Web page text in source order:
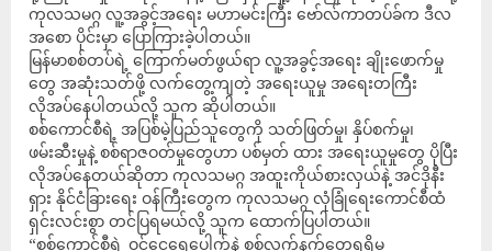
ကုလသမဂ္ဂ လူ့အခွင့်အရေး မဟာမင်းကြီး ဗော်လ်ကာတပ်ခ်က ဒီလ
အစော ပိုင်းမှာ ပြောကြားခဲ့ပါတယ်။
မြန်မာစစ်တပ်ရဲ့ ကြောက်မတ်ဖွယ်ရာ လူ့အခွင့်အရေး ချိုးဖောက်မှု
တွေ အဆုံးသတ်ဖို့ လက်တွေ့ကျတဲ့ အရေးယူမှု အရေးတကြီး
လိုအပ်နေပါတယ်လို့ သူက ဆိုပါတယ်။
စစ်ကောင်စီရဲ့ အပြစ်မဲ့ပြည်သူတွေကို သတ်ဖြတ်မှု၊ နှိပ်စက်မှု၊
ဖမ်းဆီးမှုနဲ့ စစ်ရာဇဝတ်မှုတွေဟာ ပစ်မှတ် ထား အရေးယူမှုတွေ ပိုပြီး
လိုအပ်နေတယ်ဆိုတာ ကုလသမဂ္ဂ အထူးကိုယ်စားလှယ်နဲ့ အင်ဒိုနီး
ရှား နိုင်ငံခြားရေး ဝန်ကြီးတွေက ကုလသမဂ္ဂ လုံခြုံရေးကောင်စီထံ
ရှင်းလင်းစွာ တင်ပြရမယ်လို့ သူက ထောက်ပြပါတယ်။
“စစ်ကောင်စီရဲ့ ဝင်ငွေရေပေါက်နဲ့ စစ်လက်နက်တွေရရှိမှု